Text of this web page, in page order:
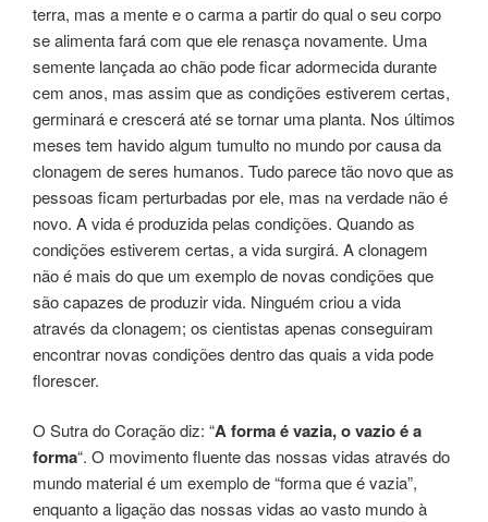
terra, mas a mente e o carma a partir do qual o seu corpo
se alimenta fará com que ele renasça novamente. Uma
semente lançada ao chão pode ficar adormecida durante
cem anos, mas assim que as condições estiverem certas,
germinará e crescerá até se tornar uma planta. Nos últimos
meses tem havido algum tumulto no mundo por causa da
clonagem de seres humanos. Tudo parece tão novo que as
pessoas ficam perturbadas por ele, mas na verdade não é
novo. A vida é produzida pelas condições. Quando as
condições estiverem certas, a vida surgirá. A clonagem
não é mais do que um exemplo de novas condições que
são capazes de produzir vida. Ninguém criou a vida
através da clonagem; os cientistas apenas conseguiram
encontrar novas condições dentro das quais a vida pode
florescer.
O Sutra do Coração diz: “A forma é vazia, o vazio é a
forma“. O movimento fluente das nossas vidas através do
mundo material é um exemplo de “forma que é vazia”,
enquanto a ligação das nossas vidas ao vasto mundo à